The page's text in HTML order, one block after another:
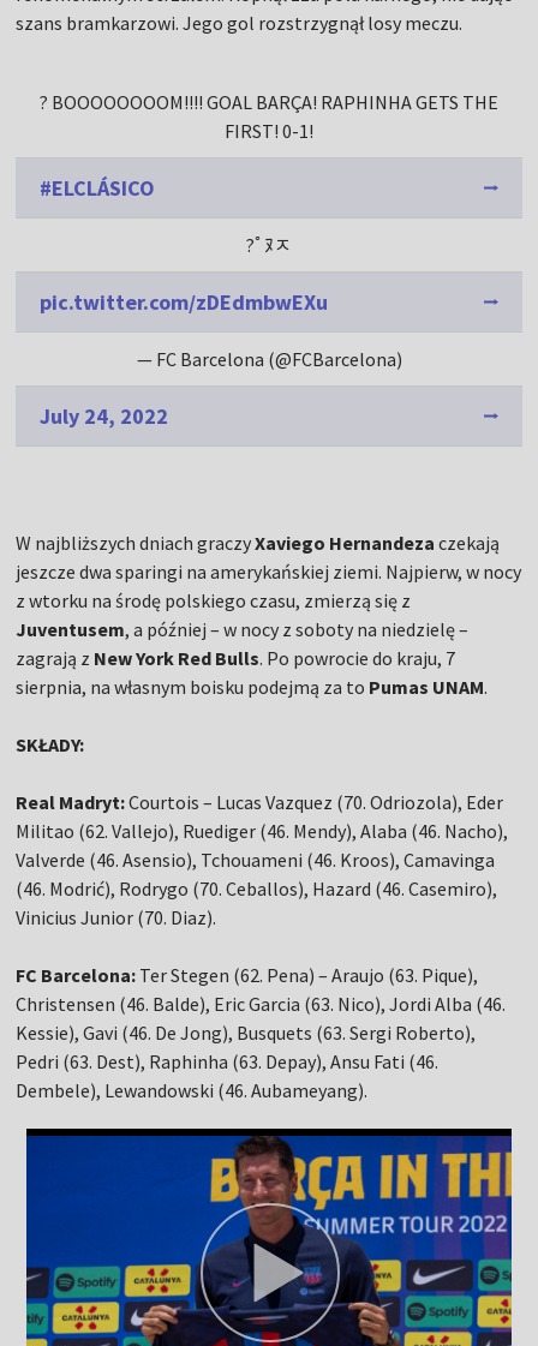
szans bramkarzowi. Jego gol rozstrzygnął losy meczu.
? BOOOOOOOOM!!!! GOAL BARÇA! RAPHINHA GETS THE
FIRST! 0-1!
#ELCLÁSICO
?￰ﾟﾇﾸ
pic.twitter.com/zDEdmbwEXu
— FC Barcelona (@FCBarcelona)
July 24, 2022
W najbliższych dniach graczyXaviego Hernandeza czekają
jeszcze dwa sparingi na amerykańskiej ziemi. Najpierw, w nocy
z wtorku na środę polskiego czasu, zmierzą się z
Juventusem, a później – w nocy z soboty na niedzielę –
zagrają z New York Red Bulls. Po powrocie do kraju, 7
sierpnia, na własnym boisku podejmą za to Pumas UNAM.
SKŁADY:
Real Madryt:Courtois – Lucas Vazquez (70. Odriozola), Eder
Militao (62. Vallejo), Ruediger (46. Mendy), Alaba (46. Nacho),
Valverde (46. Asensio), Tchouameni (46. Kroos), Camavinga
(46. Modrić), Rodrygo (70. Ceballos), Hazard (46. Casemiro),
Vinicius Junior (70. Diaz).
FC Barcelona: Ter Stegen (62. Pena) – Araujo (63. Pique),
Christensen (46. Balde), Eric Garcia (63. Nico), Jordi Alba (46.
Kessie), Gavi (46. De Jong), Busquets (63. Sergi Roberto),
Pedri (63. Dest), Raphinha (63. Depay), Ansu Fati (46.
Dembele), Lewandowski (46. Aubameyang).